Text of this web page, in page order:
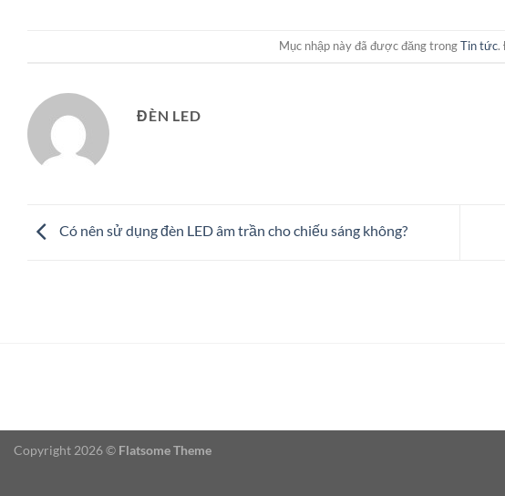
Mục nhập này đã được đăng trongTin tức.
ĐÈN LED
Có nên sử dụng đèn LED âm trần cho chiếu sáng không?
Copyright 2026 © Flatsome Theme